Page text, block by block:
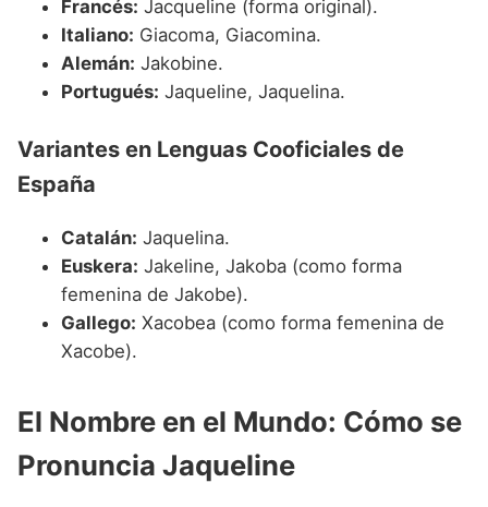
Francés: Jacqueline (forma original).
Italiano: Giacoma, Giacomina.
Alemán: Jakobine.
Portugués: Jaqueline, Jaquelina.
Variantes en Lenguas Cooficiales de
España
Catalán: Jaquelina.
Euskera: Jakeline, Jakoba (como forma
femenina de Jakobe).
Gallego: Xacobea (como forma femenina de
Xacobe).
El Nombre en el Mundo: Cómo se
Pronuncia Jaqueline